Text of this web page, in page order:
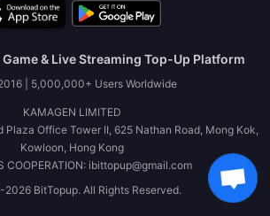
& Live Streaming Top-Up Platform
| 5,000,000+ Users Worldwide
KAMAGEN LIMITED
Plaza Office Tower II, 625 Nathan Road, Mong Kok,
Kowloon, Hong Kong
COOPERATION: ibittopup@gmail.com
BitTopup. All Rights Reserved.